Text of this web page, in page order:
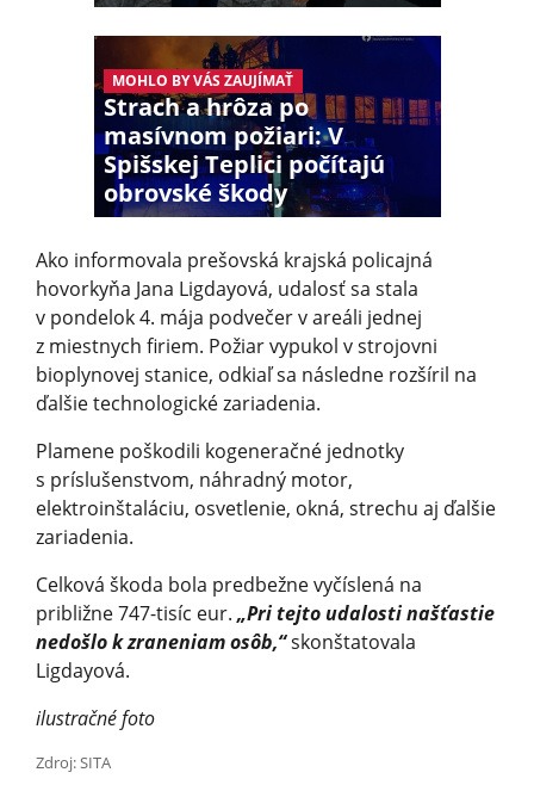
MOHLO BY VÁS ZAUJÍMAŤ
Strach a hrôza po
masívnom požiari: V
Spišskej Teplici počítajú
obrovské škody
Ako informovala prešovská krajská policajná
hovorkyňa Jana Ligdayová, udalosť sa stala
v pondelok 4. mája podvečer v areáli jednej
z miestnych firiem. Požiar vypukol v strojovni
bioplynovej stanice, odkiaľ sa následne rozšíril na
ďalšie technologické zariadenia.
Plamene poškodili kogeneračné jednotky
s príslušenstvom, náhradný motor,
elektroinštaláciu, osvetlenie, okná, strechu aj ďalšie
zariadenia.
Celková škoda bola predbežne vyčíslená na
približne 747-tisíc eur. „Pri tejto udalosti našťastie
nedošlo k zraneniam osôb,“skonštatovala
Ligdayová.
ilustračné foto
Zdroj: SITA